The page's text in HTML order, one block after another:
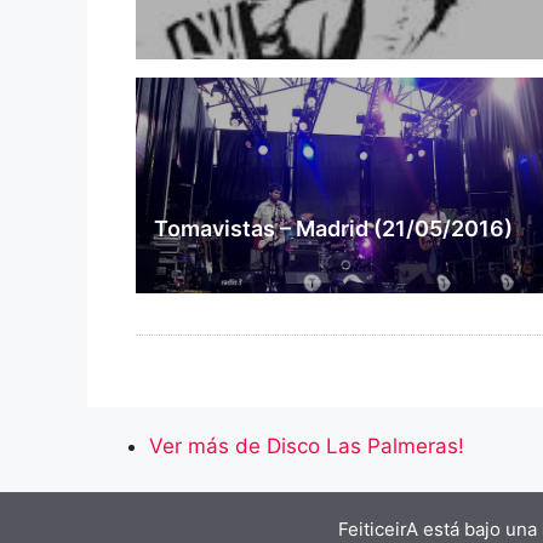
Tomavistas – Madrid (21/05/2016)
Ver más de Disco Las Palmeras!
FeiticeirA está bajo una